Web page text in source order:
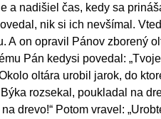
a nadišiel čas, kedy sa
nik si ich nevšímal.
A on opravil Pánov zborený
Pán kedysi povedal:
oltára urobil jarok, do
rozsekal, poukladal na
drevo!“ Potom vravel: